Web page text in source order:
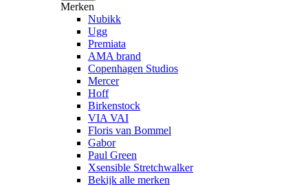
Merken
Nubikk
Ugg
Premiata
AMA brand
Copenhagen Studios
Mercer
Hoff
Birkenstock
VIA VAI
Floris van Bommel
Gabor
Paul Green
Xsensible Stretchwalker
Bekijk alle merken